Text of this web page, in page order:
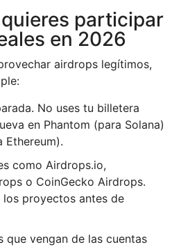
participar
en 2026
airdrops legítimos,
No uses tu billetera
en Phantom (para Solana)
Ethereum).
como Airdrops.io,
o CoinGecko Airdrops.
proyectos antes de
que vengan de las cuentas